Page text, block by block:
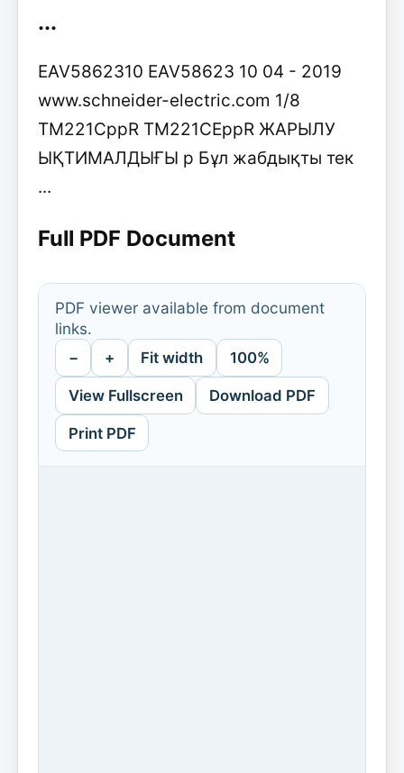
...
EAV5862310 EAV58623 10 04 - 2019
www.schneider-electric.com 1/8
TM221CppR TM221CEppR ЖАРЫЛУ
ЫҚТИМАЛДЫҒЫ p Бұл жабдықты тек
...
Full PDF Document
PDF viewer available from document
links.
− + Fit width 100%
View Fullscreen Download PDF
Print PDF